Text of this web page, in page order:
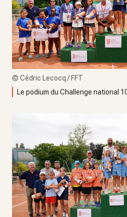
© Cédric Lecocq / FFT
Le podium du Challenge national